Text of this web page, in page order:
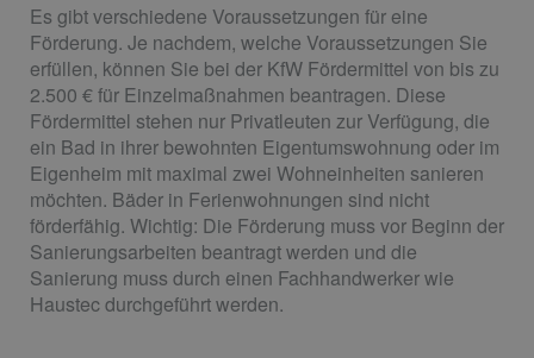
Es gibt verschiedene Voraussetzungen für eine
Förderung. Je nachdem, welche Voraussetzungen Sie
erfüllen, können Sie bei der KfW Fördermittel von bis zu
2.500 € für Einzelmaßnahmen beantragen. Diese
Fördermittel stehen nur Privatleuten zur Verfügung, die
ein Bad in ihrer bewohnten Eigentumswohnung oder im
Eigenheim mit maximal zwei Wohneinheiten sanieren
möchten. Bäder in Ferienwohnungen sind nicht
förderfähig. Wichtig: Die Förderung muss vor Beginn der
Sanierungsarbeiten beantragt werden und die
Sanierung muss durch einen Fachhandwerker wie
Haustec durchgeführt werden.